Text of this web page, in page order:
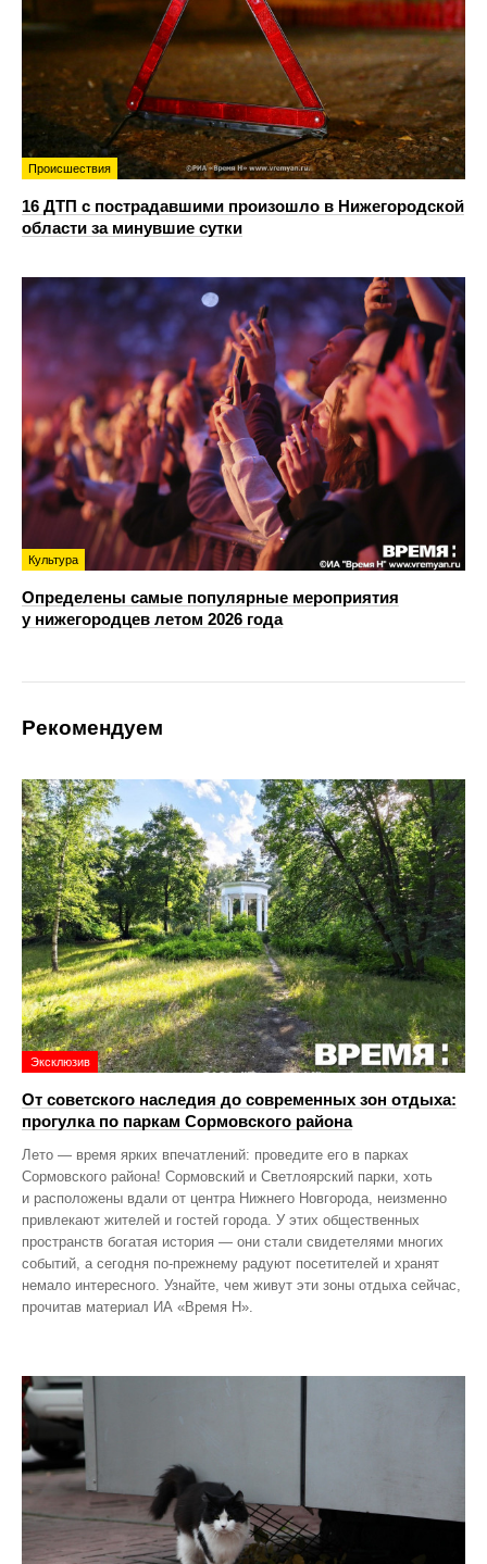
Происшествия
16 ДТП с пострадавшими произошло в Нижегородской
области за минувшие сутки
Культура
Определены самые популярные мероприятия
у нижегородцев летом 2026 года
Рекомендуем
Эксклюзив
От советского наследия до современных зон отдыха:
прогулка по паркам Сормовского района
Лето — время ярких впечатлений: проведите его в парках
Сормовского района! Сормовский и Светлоярский парки, хоть
и расположены вдали от центра Нижнего Новгорода, неизменно
привлекают жителей и гостей города. У этих общественных
пространств богатая история — они стали свидетелями многих
событий, а сегодня по‑прежнему радуют посетителей и хранят
немало интересного. Узнайте, чем живут эти зоны отдыха сейчас,
прочитав материал ИА «Время Н».